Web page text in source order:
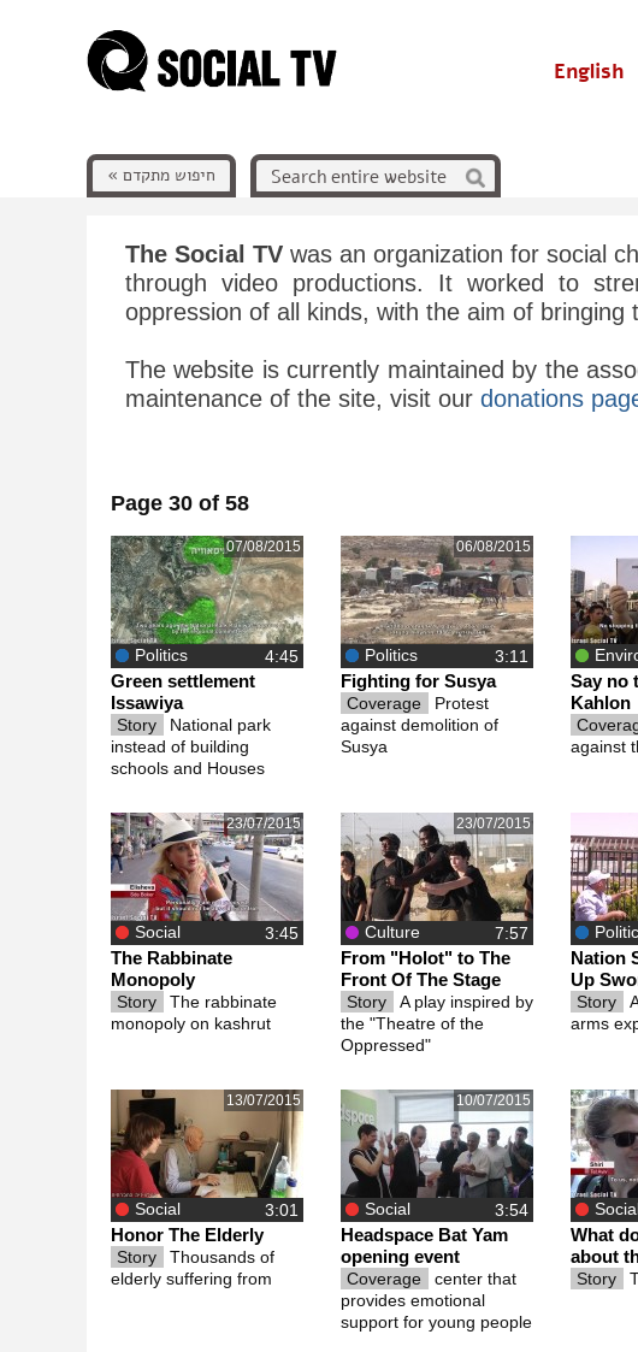
English
חיפוש מתקדם »
The Social TV was an organization for social
through video productions. It worked to
oppression of all kinds, with the aim of
The website is currently maintained by the
maintenance of the site, visit our donations
Page 30 of 58
07/08/2015
Politics
Green settlement
Issawiya
Story
National park
instead of building
schools and Houses
06/08/2015
Politics
Fighting for Susya
Coverage
Protest
against demolition of
Susya
Say no
Kahlon
against
23/07/2015
Social
The Rabbinate
Monopoly
Story
The rabbinate
monopoly on kashrut
23/07/2015
Culture
From "Holot" to The
Front Of The Stage
Story
A play inspired by
the "Theatre of the
Oppressed"
Nation
Up
Story
arms
13/07/2015
Social
Honor The Elderly
Story
Thousands of
elderly suffering from
10/07/2015
Social
Headspace Bat Yam
opening event
Coverage
center that
provides emotional
support for young people
What
about
Story